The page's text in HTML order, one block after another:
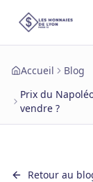
Accueil
Blog
Prix du
vendre ?
Retour au